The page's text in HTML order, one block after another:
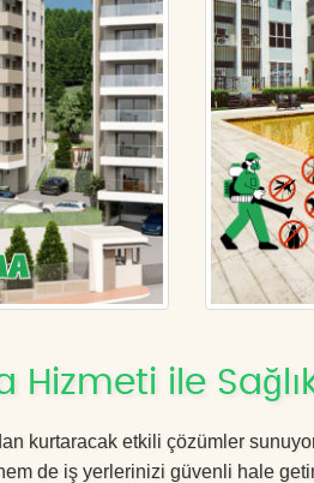
ile
kurtaracak etkili çözümler
de iş yerlerinizi güvenli hale